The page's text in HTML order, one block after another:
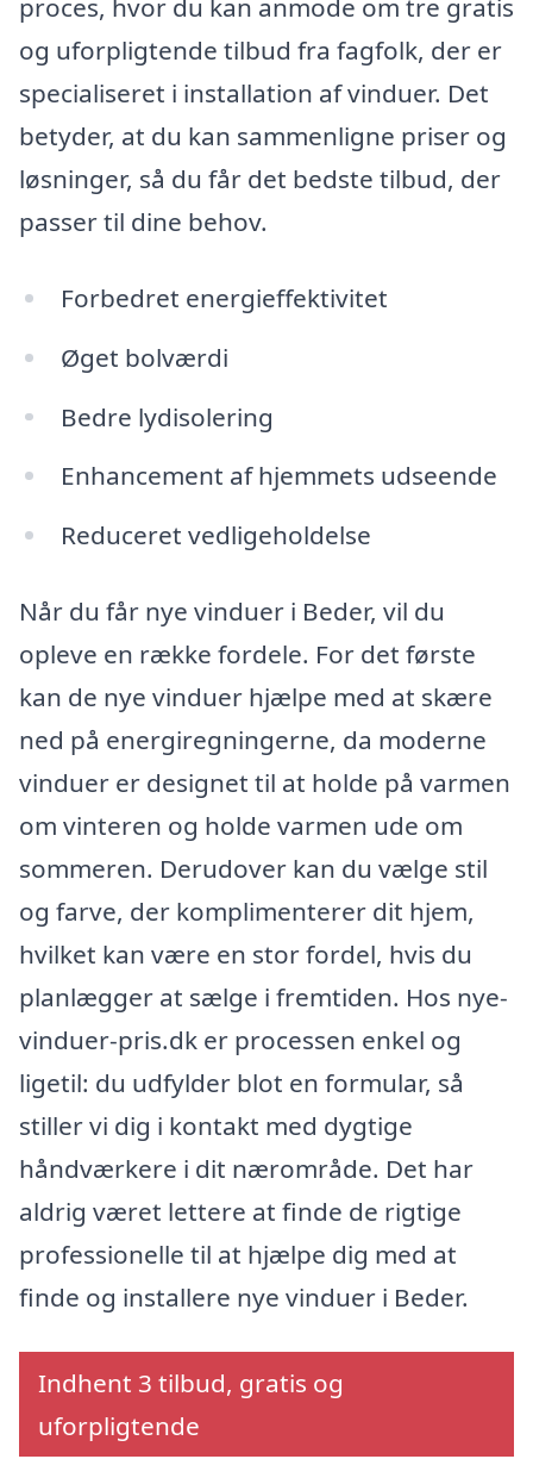
proces, hvor du kan anmode om tre gratis
og uforpligtende tilbud fra fagfolk, der er
specialiseret i installation af vinduer. Det
betyder, at du kan sammenligne priser og
løsninger, så du får det bedste tilbud, der
passer til dine behov.
Forbedret energieffektivitet
Øget bolværdi
Bedre lydisolering
Enhancement af hjemmets udseende
Reduceret vedligeholdelse
Når du får nye vinduer i Beder, vil du
opleve en række fordele. For det første
kan de nye vinduer hjælpe med at skære
ned på energiregningerne, da moderne
vinduer er designet til at holde på varmen
om vinteren og holde varmen ude om
sommeren. Derudover kan du vælge stil
og farve, der komplimenterer dit hjem,
hvilket kan være en stor fordel, hvis du
planlægger at sælge i fremtiden. Hos nye-
vinduer-pris.dk er processen enkel og
ligetil: du udfylder blot en formular, så
stiller vi dig i kontakt med dygtige
håndværkere i dit nærområde. Det har
aldrig været lettere at finde de rigtige
professionelle til at hjælpe dig med at
finde og installere nye vinduer i Beder.
Indhent 3 tilbud, gratis og
uforpligtende